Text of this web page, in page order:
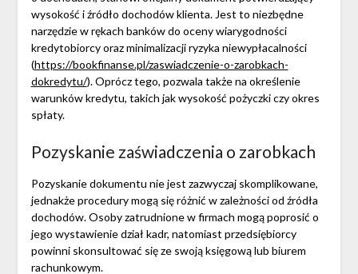
wysokość i źródło dochodów klienta. Jest to niezbędne
narzędzie w rękach banków do oceny wiarygodności
kredytobiorcy oraz minimalizacji ryzyka niewypłacalności
(https://bookfinanse.pl/zaswiadczenie-o-zarobkach-
dokredytu/). Oprócz tego, pozwala także na określenie
warunków kredytu, takich jak wysokość pożyczki czy okres
spłaty.
Pozyskanie zaświadczenia o zarobkach
Pozyskanie dokumentu nie jest zazwyczaj skomplikowane,
jednakże procedury mogą się różnić w zależności od źródła
dochodów. Osoby zatrudnione w firmach mogą poprosić o
jego wystawienie dział kadr, natomiast przedsiębiorcy
powinni skonsultować się ze swoją księgową lub biurem
rachunkowym.